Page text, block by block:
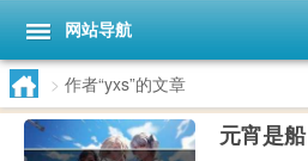
网站导航
> 作者“yxs”的文章
元宵是船